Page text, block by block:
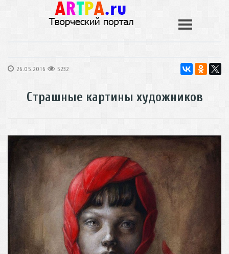
26.05.2016 5232
Страшные картины художников